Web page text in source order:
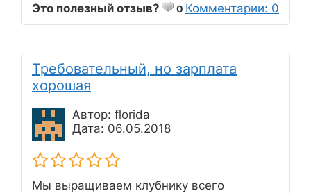
Это полезный отзыв?
0 Комментарии: 0
Требовательный, но зарплата
хорошая
Автор: florida
Дата: 06.05.2018
Мы выращиваем клубнику всего